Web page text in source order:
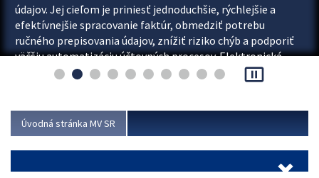
údajov. Jej cieľom je priniesť jednoduchšie, rýchlejšie a
efektívnejšie spracovanie faktúr, obmedziť potrebu
ručného prepisovania údajov, znížiť riziko chýb a podporiť
väčšiu automatizáciu účtovných procesov. Elektronická
fakturácia preto nepredstavuje...
pause_presentation
Úvodná stránka MV SR